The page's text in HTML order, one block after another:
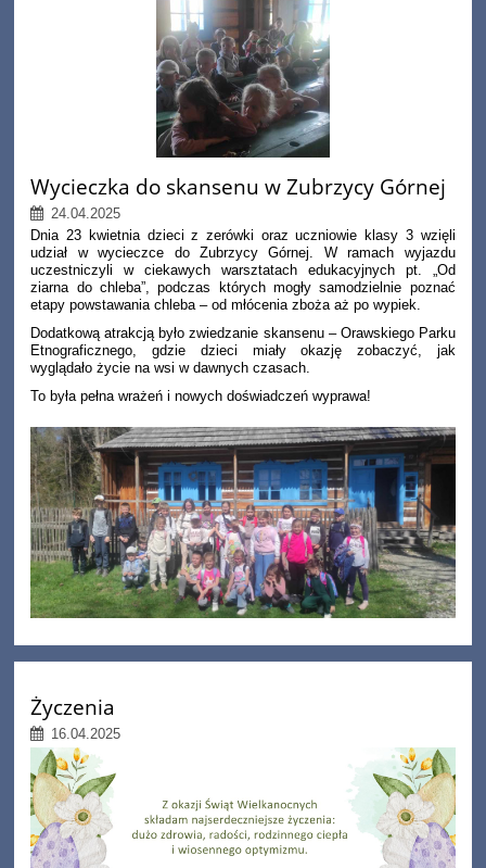
Wycieczka do skansenu w Zubrzycy Górnej
24.04.2025
Dnia 23 kwietnia dzieci z zerówki oraz uczniowie klasy 3 wzięli
udział w wycieczce do Zubrzycy Górnej. W ramach wyjazdu
uczestniczyli w ciekawych warsztatach edukacyjnych pt. „Od
ziarna do chleba”, podczas których mogły samodzielnie poznać
etapy powstawania chleba – od młócenia zboża aż po wypiek.
Dodatkową atrakcją było zwiedzanie skansenu – Orawskiego Parku
Etnograficznego, gdzie dzieci miały okazję zobaczyć, jak
wyglądało życie na wsi w dawnych czasach.
To była pełna wrażeń i nowych doświadczeń wyprawa!
Życzenia
16.04.2025